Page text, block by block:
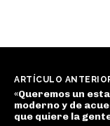
ARTÍCULO
«Queremos un
moderno y de
que quiere la